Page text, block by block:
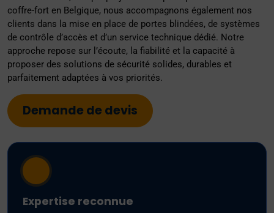
coffre-fort en Belgique, nous accompagnons également nos
clients dans la mise en place de portes blindées, de systèmes
de contrôle d’accès et d’un service technique dédié. Notre
approche repose sur l’écoute, la fiabilité et la capacité à
proposer des solutions de sécurité solides, durables et
parfaitement adaptées à vos priorités.
Demande de devis
Expertise reconnue